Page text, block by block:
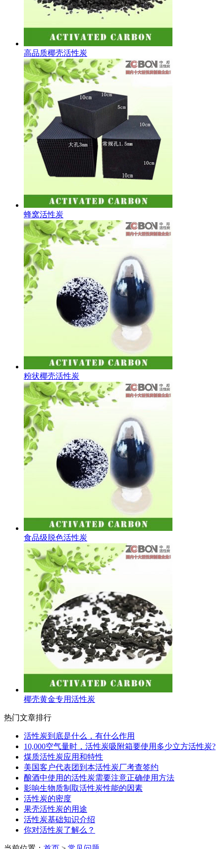
高品质椰壳活性炭
蜂窝活性炭
粉状椰壳活性炭
食品级脱色活性炭
椰壳黄金专用活性炭
热门文章排行
活性炭到底是什么，有什么作用
10,000空气量时，活性炭吸附箱要使用多少立方活性炭?
煤质活性炭应用和特性
美国客户代表团到本活性炭厂考查签约
酿酒中使用的活性炭需要注意正确使用方法
影响生物质制取活性炭性能的因素
活性炭的密度
果壳活性炭的用途
活性炭基础知识介绍
你对活性炭了解么？